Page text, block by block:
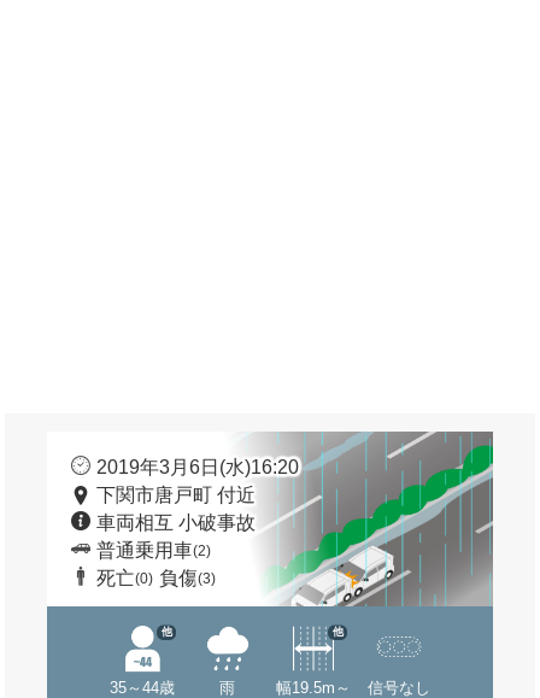
2019年3月6日(水)16:20
下関市唐戸町 付近
車両相互 小破事故
普通乗用車(2)
死亡(0) 負傷(3)
35～44歳
他
雨 幅19.5m～
他
信号なし